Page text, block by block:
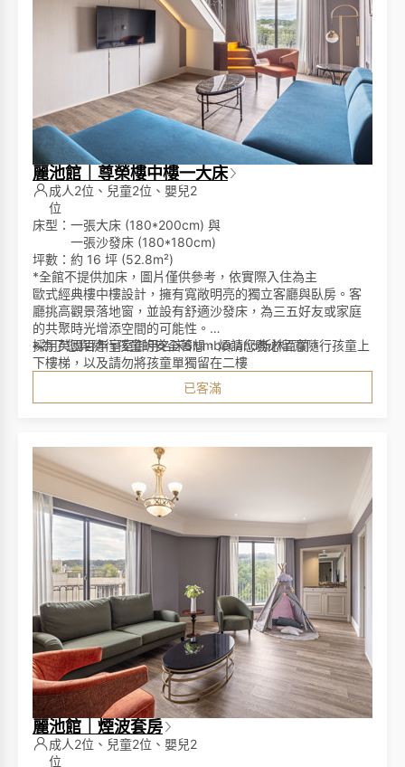
麗池館｜尊榮樓中樓一大床
成人2位、兒童2位、嬰兒2
位
床型：一張大床 (180*200cm) 與
一張沙發床 (180*180cm)
坪數：約 16 坪 (52.8m²)
*全館不提供加床，圖片僅供參考，依實際入住為主
歐式經典樓中樓設計，擁有寬敞明亮的獨立客廳與臥房。客
廳挑高觀景落地窗，並設有舒適沙發床，為三五好友或家庭
的共聚時光增添空間的可能性。
採用英國百年皇室御用名床Slumberland斯林百蘭。
※為了您與隨行孩童的安全著想，煩請您務必留意隨行孩童上
下樓梯，以及請勿將孩童單獨留在二樓
已客滿
麗池館｜煙波套房
成人2位、兒童2位、嬰兒2
位